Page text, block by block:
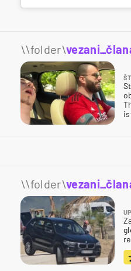
\\folder\
\\folder\